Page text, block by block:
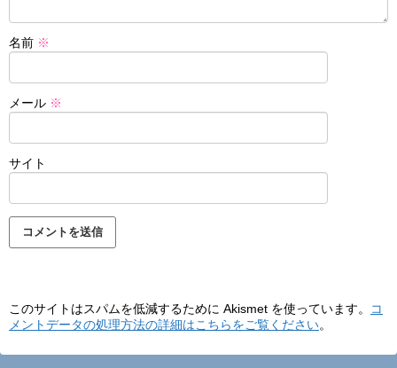
名前 ※
メール ※
サイト
このサイトはスパムを低減するために Akismet を使っています。
コ
メントデータの処理方法の詳細はこちらをご覧ください。